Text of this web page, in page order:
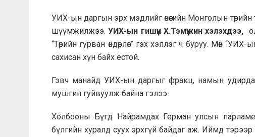
УИХ-ын даргын эрх мэдлийг өнөөгийн Монголын
шүүмжилжээ.УИХ-ын гишүүн Х.Тэмүүжин хэлэхдээ,
“Төрийн гурван өндөрлөг” гэх хэллэг ч буруу. Мөн
сахисан хүн байх ёстой.
Гэвч манайд УИХ-ын даргыг фракц, намын
мушгин гуйвуулж байна гэлээ.
Холбооны Бүгд Найрамдах Герман улсын
бүлгийн хуралд суух эрхгүй байдаг аж. Иймд тэрээр